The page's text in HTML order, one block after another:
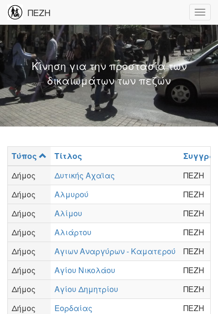
ΠΕΖΗ
Κίνηση για την προστασία των
δικαιωμάτων των πεζών
Τύπος Τίτλος
Δήμος
Δυτικής Αχαϊας
ΠΕΖΗ
Δήμος
Αλμυρού
ΠΕΖΗ
Δήμος
Αλίμου
ΠΕΖΗ
Δήμος
Αλιάρτου
ΠΕΖΗ
Δήμος
Αγιων Αναργύρων - Καματερού
ΠΕΖΗ
Δήμος
Αγίου Νικολάου
ΠΕΖΗ
Δήμος
Αγίου Δημητρίου
ΠΕΖΗ
Δήμος
Εορδαίας
ΠΕΖΗ